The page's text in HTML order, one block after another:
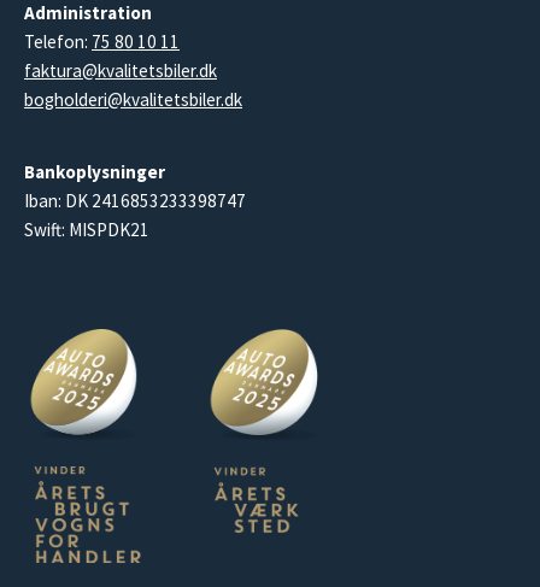
Administration
Telefon: 75 80 10 11
faktura@kvalitetsbiler.dk
bogholderi@kvalitetsbiler.dk
Bankoplysninger
Iban: DK 2416853233398747
Swift: MISPDK21